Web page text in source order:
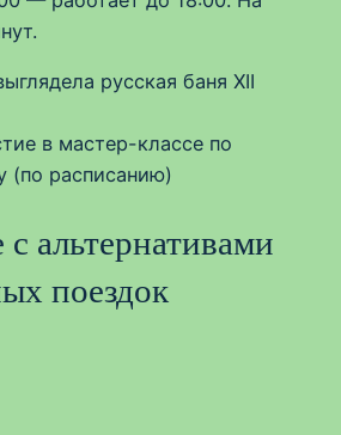
русская баня XII
в мастер-классе по
(по расписанию)
альтернативами
поездок